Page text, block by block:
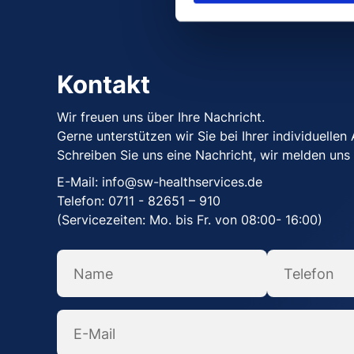
Kontakt
Wir freuen uns über Ihre Nachricht.
Gerne unterstützen wir Sie bei Ihrer individuellen
Schreiben Sie uns eine Nachricht, wir melden
E-Mail: info@sw-healthservices.de
Telefon: 0711 - 82651 – 910
(Servicezeiten: Mo. bis Fr. von 08:00- 16:00)